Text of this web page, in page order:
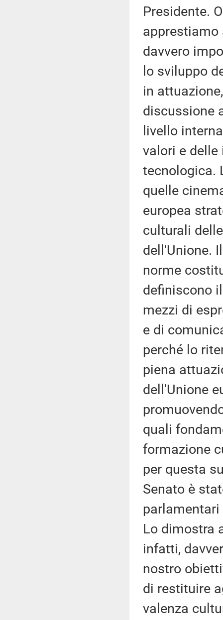
Presidente.
apprestiamo
davvero
lo sviluppo
in
discussione
livello
valori e
tecnologica.
quelle
europea
culturali
dell'Unione.
norme
definiscono
mezzi di
e di
perché lo
piena
dell'Unione
quali
formazione
per questa
Senato è
Lo dimostra
infatti,
nostro
di restituire
valenza